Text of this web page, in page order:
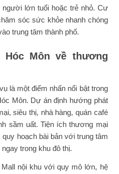
lớn tuổi hoặc trẻ nhỏ. Cư
sóc sức khỏe nhanh chóng
trung tâm thành phố.
Hóc Môn về thương
là một điểm nhấn nổi bật trong
Môn. Dự án định hướng phát
siêu thị, nhà hàng, quán café
sầm uất. Tiện ích thương mại
hoạch bài bản với trung tâm
trong khu đô thị.
nội khu với quy mô lớn, hệ